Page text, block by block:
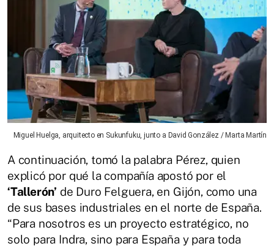
Miguel Huelga, arquitecto en Sukunfuku, junto a David González / Marta Martín
A continuación, tomó la palabra Pérez, quien
explicó por qué la compañía apostó por el
‘Tallerón’ de Duro Felguera, en Gijón, como una
de sus bases industriales en el norte de España.
“Para nosotros es un proyecto estratégico, no
solo para Indra, sino para España y para toda